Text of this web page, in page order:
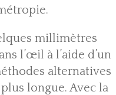
millimètres
l’œil à l’aide d’un
alternatives
longue. Avec la